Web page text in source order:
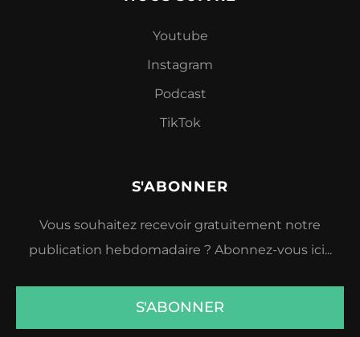
Youtube
Instagram
Podcast
TikTok
S'ABONNER
Vous souhaitez recevoir gratuitement notre
publication hebdomadaire ? Abonnez-vous ici...
S'ABONNER